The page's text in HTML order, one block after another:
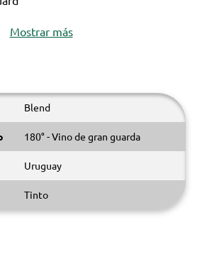
Mostrar más
Blend
180° - Vino de gran guarda
Uruguay
Tinto